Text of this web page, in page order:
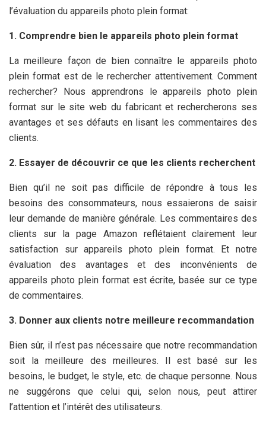
l’évaluation du appareils photo plein format:
1. Comprendre bien le appareils photo plein format
La meilleure façon de bien connaître le appareils photo
plein format est de le rechercher attentivement. Comment
rechercher? Nous apprendrons le appareils photo plein
format sur le site web du fabricant et rechercherons ses
avantages et ses défauts en lisant les commentaires des
clients.
2. Essayer de découvrir ce que les clients recherchent
Bien qu’il ne soit pas difficile de répondre à tous les
besoins des consommateurs, nous essaierons de saisir
leur demande de manière générale. Les commentaires des
clients sur la page Amazon reflétaient clairement leur
satisfaction sur appareils photo plein format. Et notre
évaluation des avantages et des inconvénients de
appareils photo plein format est écrite, basée sur ce type
de commentaires.
3. Donner aux clients notre meilleure recommandation
Bien sûr, il n’est pas nécessaire que notre recommandation
soit la meilleure des meilleures. Il est basé sur les
besoins, le budget, le style, etc. de chaque personne. Nous
ne suggérons que celui qui, selon nous, peut attirer
l’attention et l’intérêt des utilisateurs.